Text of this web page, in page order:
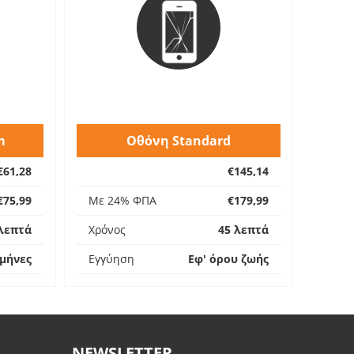
Οθόνη Standard
€145,14
Με 24% ΦΠΑ
€179,99
Χρόνος
45 λεπτά
Εγγύηση
Εφ' όρου ζωής